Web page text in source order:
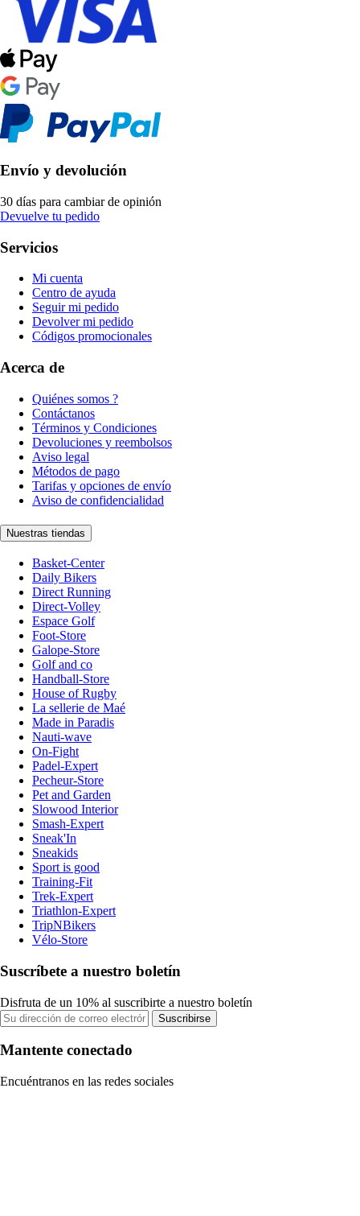
Envío y devolución
30 días para cambiar de opinión
Devuelve tu pedido
Servicios
Mi cuenta
Centro de ayuda
Seguir mi pedido
Devolver mi pedido
Códigos promocionales
Acerca de
Quiénes somos ?
Contáctanos
Términos y Condiciones
Devoluciones y reembolsos
Aviso legal
Métodos de pago
Tarifas y opciones de envío
Aviso de confidencialidad
Nuestras tiendas
Basket-Center
Daily Bikers
Direct Running
Direct-Volley
Espace Golf
Foot-Store
Galope-Store
Golf and co
Handball-Store
House of Rugby
La sellerie de Maé
Made in Paradis
Nauti-wave
On-Fight
Padel-Expert
Pecheur-Store
Pet and Garden
Slowood Interior
Smash-Expert
Sneak'In
Sneakids
Sport is good
Training-Fit
Trek-Expert
Triathlon-Expert
TripNBikers
Vélo-Store
Suscríbete a nuestro boletín
Disfruta de un 10% al suscribirte a nuestro boletín
Suscribirse
Mantente conectado
Encuéntranos en las redes sociales